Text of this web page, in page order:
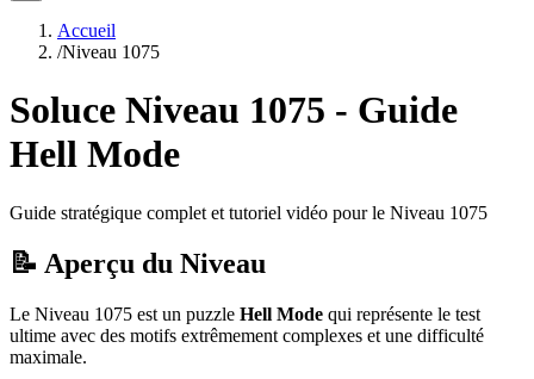
Accueil
/Niveau 1075
Soluce Niveau 1075 - Guide
Hell Mode
Guide stratégique complet et tutoriel vidéo pour le Niveau 1075
📝 Aperçu du Niveau
Le Niveau 1075 est un puzzle Hell Mode qui représente le test
ultime avec des motifs extrêmement complexes et une difficulté
maximale.